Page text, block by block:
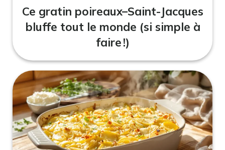
Ce gratin poireaux–Saint-Jacques
bluffe tout le monde (si simple à
faire !)